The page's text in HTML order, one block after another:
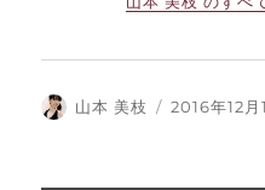
投
山本 美枝
投
2016年12月